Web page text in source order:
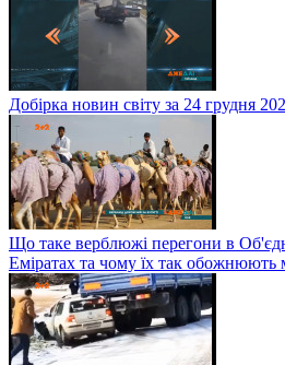
Добірка новин світу за 24 грудня
Що таке верблюжі перегони в
Еміратах та чому їх так обожнюють